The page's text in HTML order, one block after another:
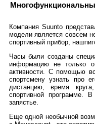
Компания Suunto
модели является совсем
спортивный прибор,
Часы были созданы
информацию не только
активности. С помощью
спортсмену узнать про
дистанцию, время
спортивной программе.
запястье.
Еще одной необычной